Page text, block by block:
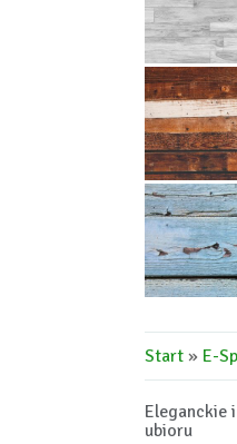
Start » E-
Eleganckie
ubioru